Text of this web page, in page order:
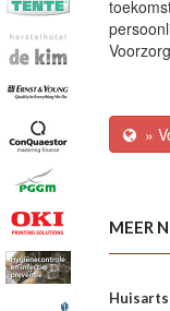
»
MEER